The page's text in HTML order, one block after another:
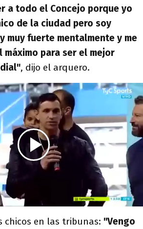
a todo el Concejo porque yo
de la ciudad pero soy
muy fuerte mentalmente y me
máximo para ser el mejor
, dijo el arquero.
chicos en las tribunas: "Vengo